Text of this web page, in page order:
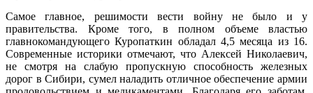
Самое главное, решимости вести войну не было и у
правительства. Кроме того, в полном объеме властью
главнокомандующего Куропаткин обладал 4,5 месяца из 16.
Современные историки отмечают, что Алексей Николаевич,
не смотря на слабую пропускную способность железных
дорог в Сибири, сумел наладить отличное обеспечение армии